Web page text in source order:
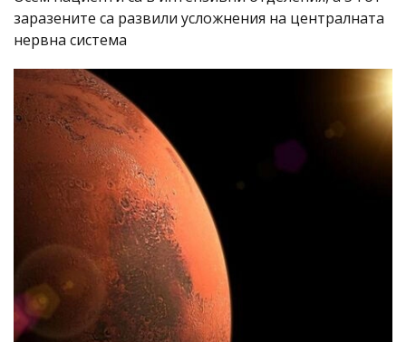
заразените са развили усложнения на централната
нервна система